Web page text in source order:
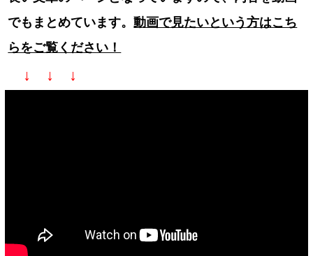
でもまとめています。動画で見たいという方はこち
らをご覧ください！
↓ ↓ ↓